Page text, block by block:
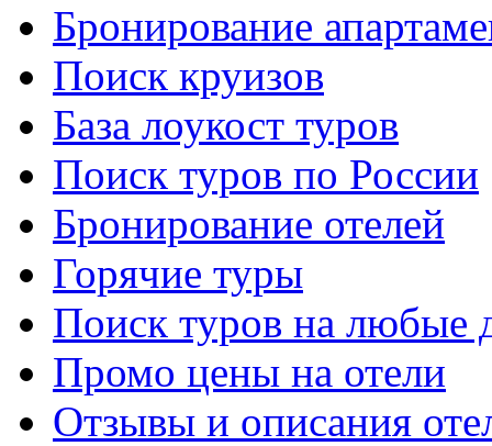
Бронирование
Поиск круизов
База лоукост туров
Поиск туров по России
Бронирование отелей
Горячие туры
Поиск туров на любые
Промо цены на отели
Отзывы и описания